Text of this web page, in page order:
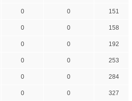
0 0
151
0 0
158
0 0
192
0 0
253
0 0
284
0 0
327